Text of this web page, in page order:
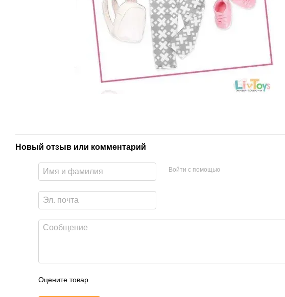
Новый отзыв или комментарий
Войти с помощью
Оцените товар